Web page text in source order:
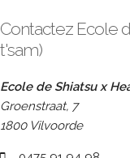
Contactez Ecole
t'sam)
Ecole de Shiatsu x
Groenstraat, 7
1800 Vilvoorde